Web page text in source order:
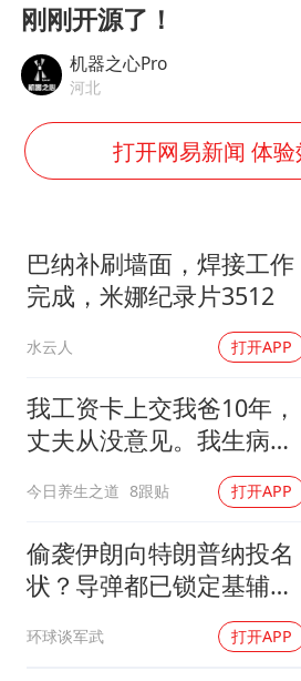
公司“上四
台风灿鸿未
“空调24小
刚刚开源了！
机器之心Pro
河北
打开网易新闻 体
巴纳补刷墙面，焊接工作
完成，米娜纪录片3512
水云人 打开APP
我工资卡上交我爸10年，
丈夫从没意见。我生病住
今日养生之道 8跟贴 打开APP
偷袭伊朗向特朗普纳投名
状？导弹都已锁定基辅才
火速道歉，泽连斯基这场
豪赌到底有多疯？
环球谈军武 打开APP